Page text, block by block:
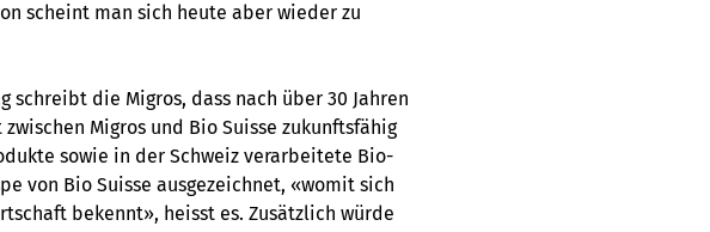
scheint man sich heute aber wieder zu
die Migros, dass nach über 30 Jahren
Migros und Bio Suisse zukunftsfähig
sowie in der Schweiz verarbeitete Bio-
von Bio Suisse ausgezeichnet, «womit sich
bekennt», heisst es. Zusätzlich würde